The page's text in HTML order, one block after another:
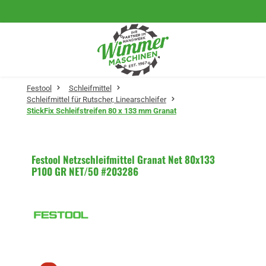
Festool
Schleifmittel
Schleifmittel für Rutscher, Linearschleifer
StickFix Schleifstreifen 80 x 133 mm Granat
Festool Netzschleifmittel Granat Net 80x133
P100 GR NET/50 #203286